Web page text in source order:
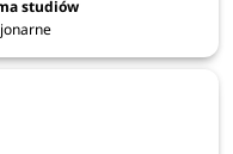
Lądowego i
- Wydział Chemiczny
- Wydział Chemiczny